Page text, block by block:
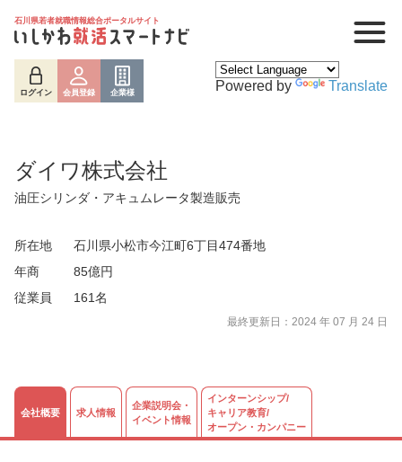
石川県若者就職情報総合ポータルサイト
ログイン 会員登録 企業様 Powered by Translate
ログイン 会員登録
ダイワ株式会社
油圧シリンダ・アキュムレータ製造販売
所在地
石川県小松市今江町6丁目474番地
年商
85億円
従業員
161名
最終更新日：2024 年 07 月 24 日
会社概要 求人情報
企業説明会・
イベント情報
インターンシップ/
キャリア教育/
オープン・カンパニー